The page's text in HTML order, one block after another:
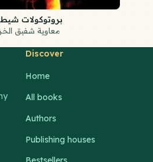
بروتوكولات
معاوية شفيق
Discover
Home
All books
Authors
Publishing houses